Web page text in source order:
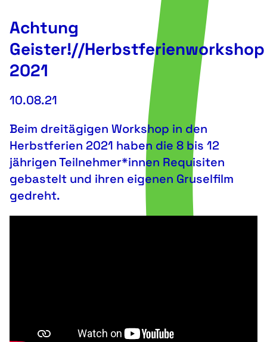
Achtung
Geister!//Herbstferienworkshop
2021
10.08.21
Beim dreitägigen Workshop in den
Herbstferien 2021 haben die 8 bis 12
jährigen Teilnehmer*innen Requisiten
gebastelt und ihren eigenen Gruselfilm
gedreht.